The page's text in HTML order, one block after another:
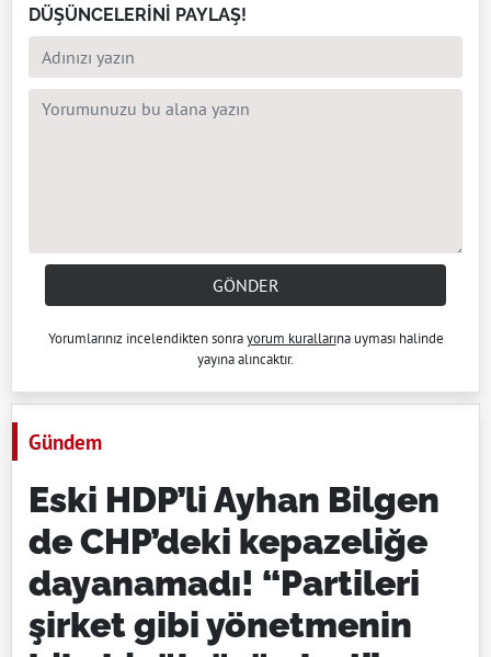
DÜŞÜNCELERİNİ PAYLAŞ!
GÖNDER
Yorumlarınız incelendikten sonrayorum kurallarına uyması halinde
yayına alıncaktır.
Gündem
Eski HDP’li Ayhan Bilgen
de CHP’deki kepazeliğe
dayanamadı! “Partileri
şirket gibi yönetmenin